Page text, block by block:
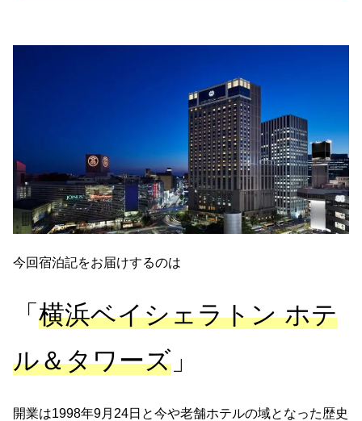
今回宿泊記をお届けするのは
「 横浜ベイシェラトン ホテ
ル＆タワーズ 」
開業は1998年9月24日と今や老舗ホテルの域となった歴史